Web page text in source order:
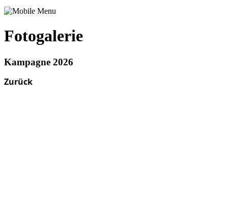
Fotogalerie
Kampagne 2026
Zurück